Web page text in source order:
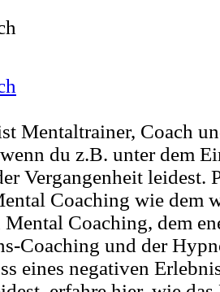
Mentaltrainer, Coach
du z.B. unter dem
Vergangenheit leidest.
Coaching wie dem
Coaching, dem
Coaching und der
eines negativen